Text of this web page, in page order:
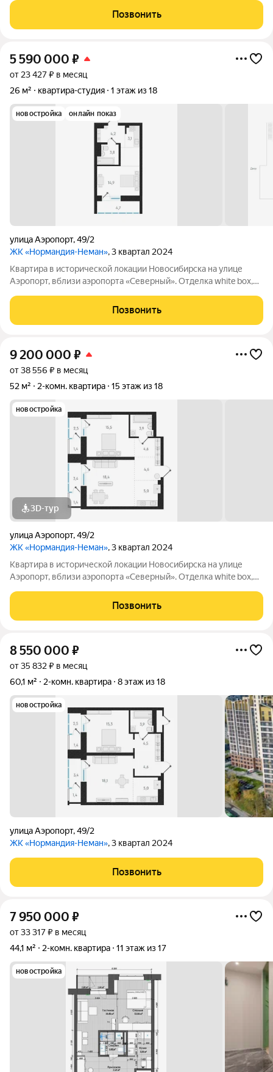
примыкающей к «Нормандии Неман», будет построеноПозвонить
5 590 000 ₽
от 23 427 ₽ в месяц
26 м²
квартира-студия 1 этаж из 18
новостройка онлайн показ
улица Аэропорт,49/2
ЖК «Нормандия-Неман», 3 квартал 2024
Квартира в исторической локации Новосибирска на улице
Аэропорт, вблизи аэропорта «Северный». Отделка white box,
примыкающей к «Нормандии Неман», будет построеноПозвонить
9 200 000 ₽
от 38 556 ₽ в месяц
52 м²
2-комн. квартира 15 этаж из 18
новостройка
3D-тур
улица Аэропорт,49/2
ЖК «Нормандия-Неман», 3 квартал 2024
Квартира в исторической локации Новосибирска на улице
Аэропорт, вблизи аэропорта «Северный». Отделка white box,
примыкающей к «Нормандии Неман», будет построеноПозвонить
8 550 000 ₽
от 35 832 ₽ в месяц
60,1 м²
2-комн. квартира 8 этаж из 18
новостройка
улица Аэропорт,49/2
ЖК «Нормандия-Неман», 3 квартал 2024
Позвонить
7 950 000 ₽
от 33 317 ₽ в месяц
44,1 м²
2-комн. квартира 11 этаж из 17
новостройка